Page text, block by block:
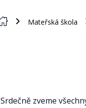
Mateřská škola
Srdečně zveme